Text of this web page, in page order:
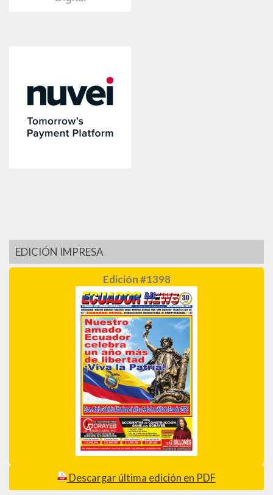
EDICIÓN IMPRESA
Edición #1398
Descargar última edición en PDF